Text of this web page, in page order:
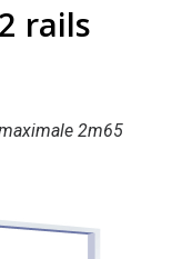
rails
2m65